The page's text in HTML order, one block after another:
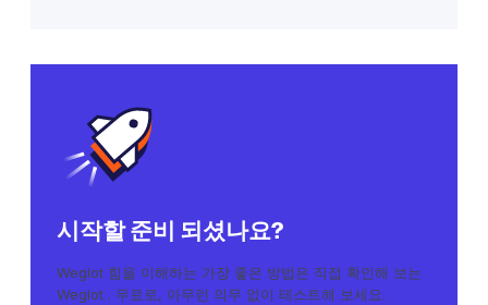
시작할 준비 되셨나요?
Weglot 힘을 이해하는 가장 좋은 방법은 직접 확인해 보는
Weglot . 무료로, 아무런 의무 없이 테스트해 보세요.